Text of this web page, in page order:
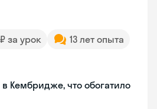
за урок
13 лет опыта
Кембридже, что обогатило